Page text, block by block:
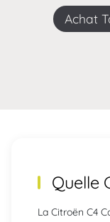
Achat
Quelle
La Citroën C4